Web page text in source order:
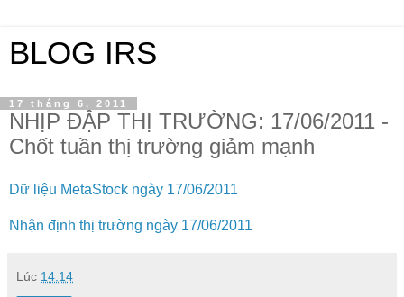
BLOG IRS
17 tháng 6, 2011
NHỊP ĐẬP THỊ TRƯỜNG: 17/06/2011 -
Chốt tuần thị trường giảm mạnh
Dữ liệu MetaStock ngày 17/06/2011
Nhận định thị trường ngày 17/06/2011
Lúc 14:14